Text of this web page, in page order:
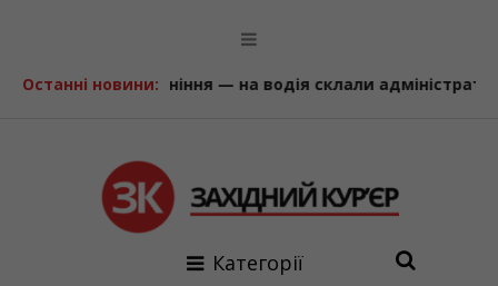
Останні новини:
на водія склали адміністративні матеріали На
Категорії